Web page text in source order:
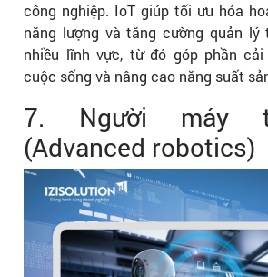
công nghiệp. IoT giúp tối ưu hóa
năng lượng và tăng cường quản lý
nhiều lĩnh vực, từ đó góp phần
cuộc sống và nâng cao năng suất
7. Người máy
(Advanced robotics)